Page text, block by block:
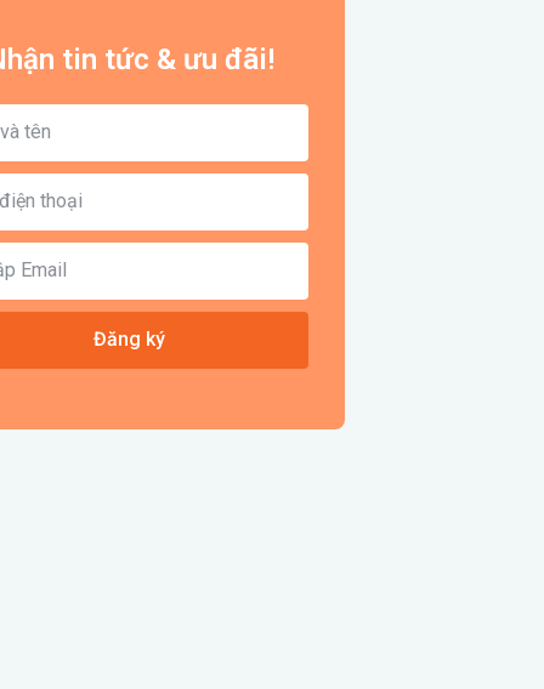
tin tức & ưu đãi!
Đăng ký